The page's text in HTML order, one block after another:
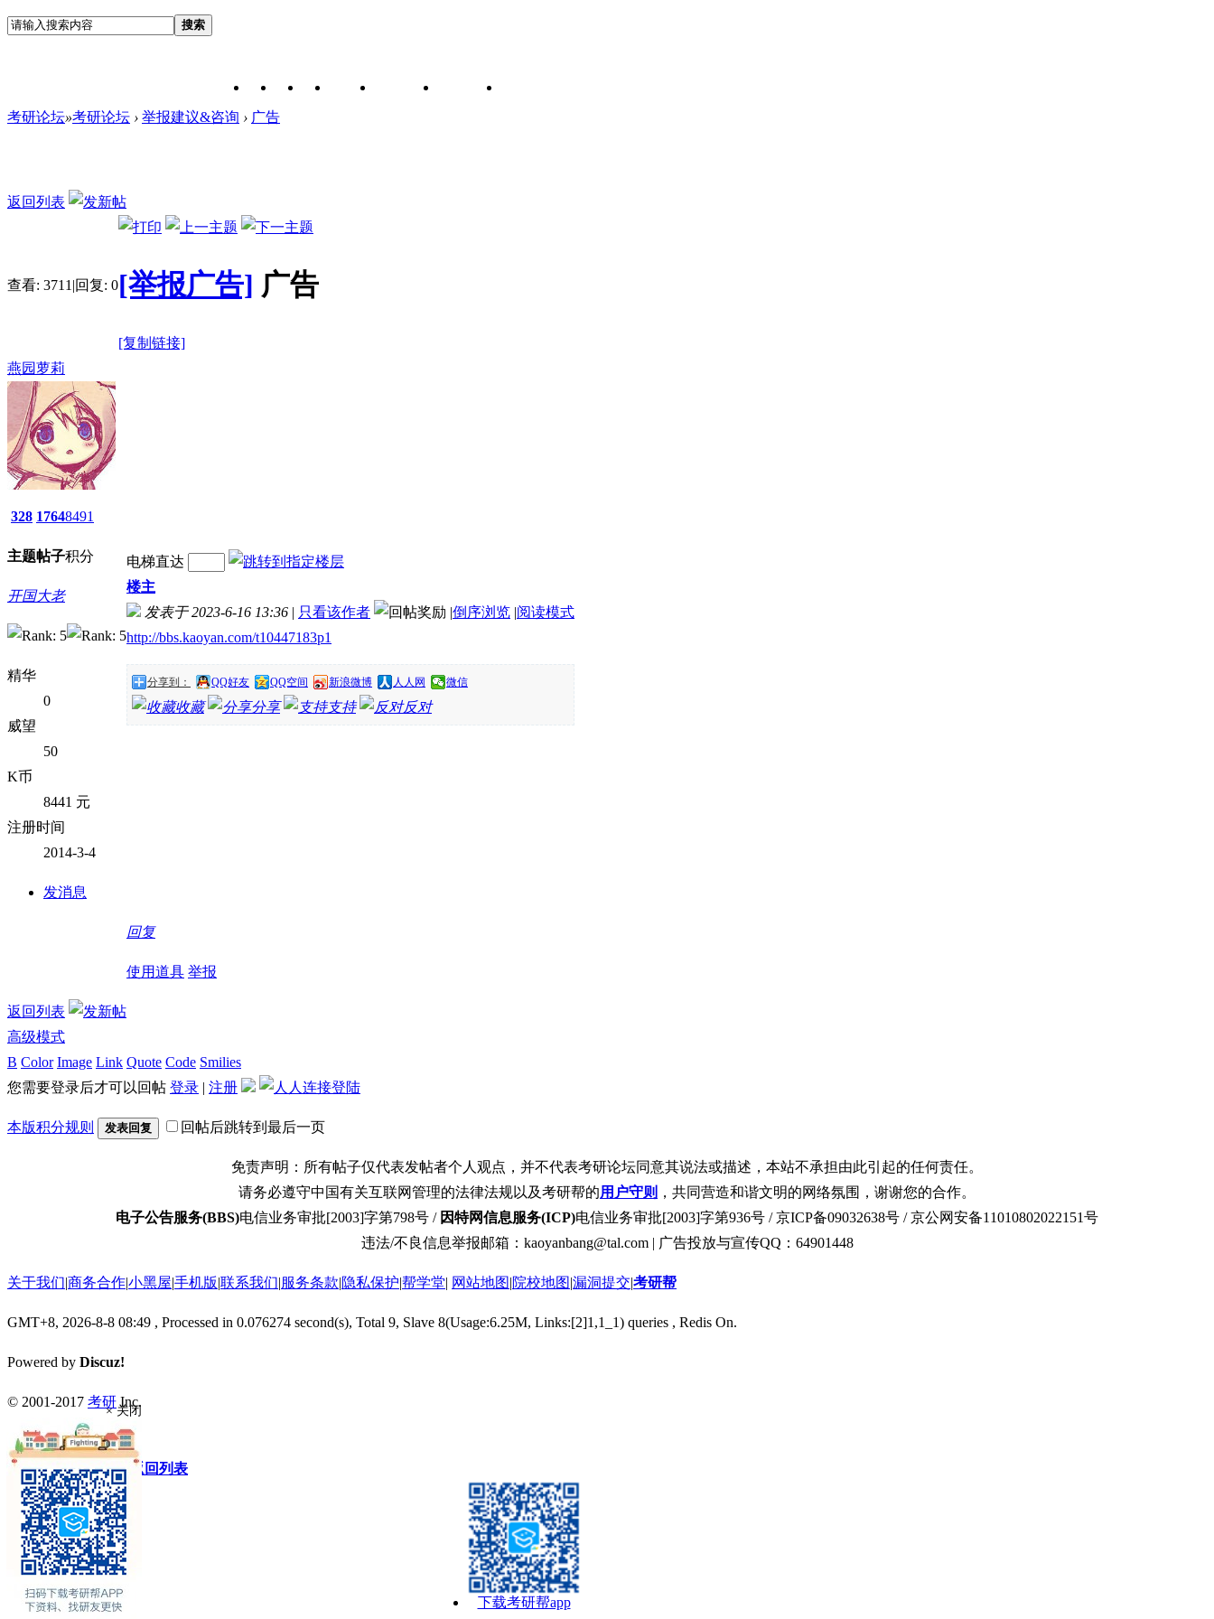
搜索
考研论坛»考研论坛 › 举报建议&咨询 › 广告
返回列表
查看: 3711 |回复: 0[举报广告] 广告
[复制链接]
燕园萝莉
328
主题
1764
帖子
8491
积分
开国大老
精华
0
威望
50
K币
8441 元
注册时间
2014-3-4
发消息
电梯直达
楼主
发表于 2023-6-16 13:36 | 只看该作者 |倒序浏览 |阅读模式
http://bbs.kaoyan.com/t10447183p1
分享到： QQ好友 QQ空间 新浪微博 人人网 微信
收藏 分享 支持 反对
回复
使用道具 举报
返回列表
高级模式
B Color Image Link Quote Code Smilies
您需要登录后才可以回帖 登录 | 注册
本版积分规则 发表回复 回帖后跳转到最后一页
免责声明：所有帖子仅代表发帖者个人观点，并不代表考研论坛同意其说法或描述，本站不承担由此引起的任何责任。
请务必遵守中国有关互联网管理的法律法规以及考研帮的用户守则 ，共同营造和谐文明的网络氛围，谢谢您的合作。
电子公告服务(BBS)电信业务审批[2003]字第798号 / 因特网信息服务(ICP)电信业务审批[2003]字第936号 / 京ICP备09032638号 / 京公网安备11010802022151号
违法/不良信息举报邮箱：kaoyanbang@tal.com | 广告投放与宣传QQ：64901448
关于我们|商务合作|小黑屋|手机版|联系我们|服务条款|隐私保护|帮学堂| 网站地图|院校地图|漏洞提交|考研帮
GMT+8, 2026-8-8 08:49 , Processed in 0.076274 second(s), Total 9, Slave 8(Usage:6.25M, Links:[2]1,1_1) queries , Redis On.
Powered by Discuz!
© 2001-2017 考研Inc.
快速回复 返回顶部 返回列表
下载考研帮app
× 关闭